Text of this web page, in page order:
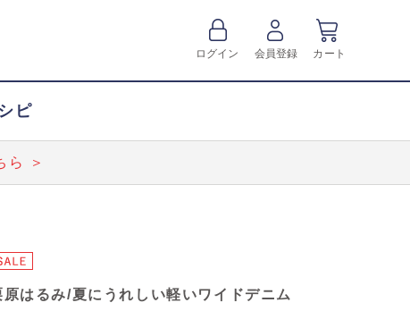
ログイン 会員登録 カート
ピ
ら ＞
原はるみ/夏にうれしい軽いワイドデニム